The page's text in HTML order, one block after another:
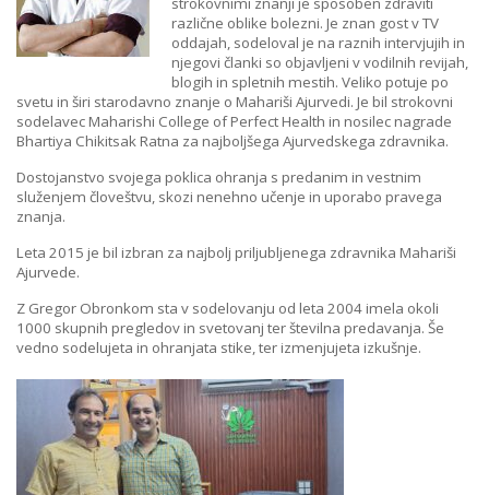
različne oblike bolezni. Je znan gost v TV
oddajah, sodeloval je na raznih intervjujih in
njegovi članki so objavljeni v vodilnih revijah,
blogih in spletnih mestih. Veliko potuje po
svetu in širi starodavno znanje o Mahariši Ajurvedi. Je bil strokovni
sodelavec Maharishi College of Perfect Health in nosilec nagrade
Bhartiya Chikitsak Ratna za najboljšega Ajurvedskega zdravnika.
Dostojanstvo svojega poklica ohranja s predanim in vestnim
služenjem človeštvu, skozi nenehno učenje in uporabo pravega
znanja.
Leta 2015 je bil izbran za najbolj priljubljenega zdravnika Mahariši
Ajurvede.
Z Gregor Obronkom sta v sodelovanju od leta 2004 imela okoli
1000 skupnih pregledov in svetovanj ter številna predavanja. Še
vedno sodelujeta in ohranjata stike, ter izmenjujeta izkušnje.